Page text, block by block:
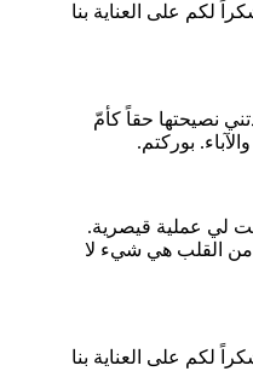
لكم على العناية بنا
نصيحتها حقاً كأمّ
بوركتم.
لي عملية قيصرية.
من القلب هي شيء لا
لكم على العناية بنا